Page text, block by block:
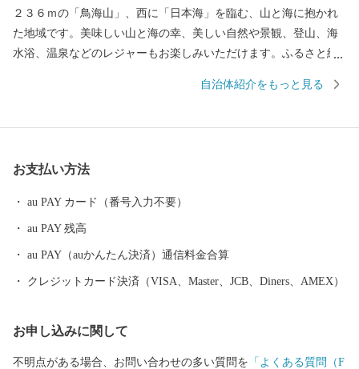
２３６ｍの「鳥海山」、西に「日本海」を臨む、山と海に抱かれ
た地域です。美味しい山と海の幸、美しい自然や景観、登山、海
水浴、温泉などのレジャーもお楽しみいただけます。ふるさと納
自治体紹介をもっと見る
お支払い方法
au PAY カード（番号入力不要）
au PAY 残高
au PAY（auかんたん決済）通信料金合算
クレジットカード決済（VISA、Master、JCB、Diners、AMEX）
お申し込みに関して
不明点がある場合、お問い合わせの多い質問を 「よくある質問（F